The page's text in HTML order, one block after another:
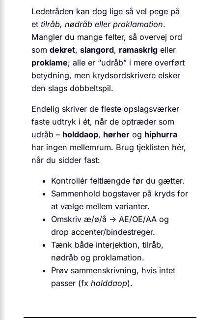
Ledetråden kan dog lige så vel pege på
et tilråb, nødråb eller proklamation.
Mangler du mange felter, så overvej ord
som dekret, slangord, ramaskrig eller
proklame; alle er “udråb” i mere overført
betydning, men krydsordskrivere elsker
den slags dobbeltspil.
Endelig skriver de fleste opslagsværker
faste udtryk i ét, når de optræder som
udråb – holddaop, hørher og hiphurra
har ingen mellemrum. Brug tjeklisten hér,
når du sidder fast:
Kontrollér feltlængde før du gætter.
Sammenhold bogstaver på kryds for
at vælge mellem varianter.
Omskriv æ/ø/å → AE/OE/AA og
drop accenter/bindestreger.
Tænk både interjektion, tilråb,
nødråb og proklamation.
Prøv sammenskrivning, hvis intet
passer (fx holddaop).